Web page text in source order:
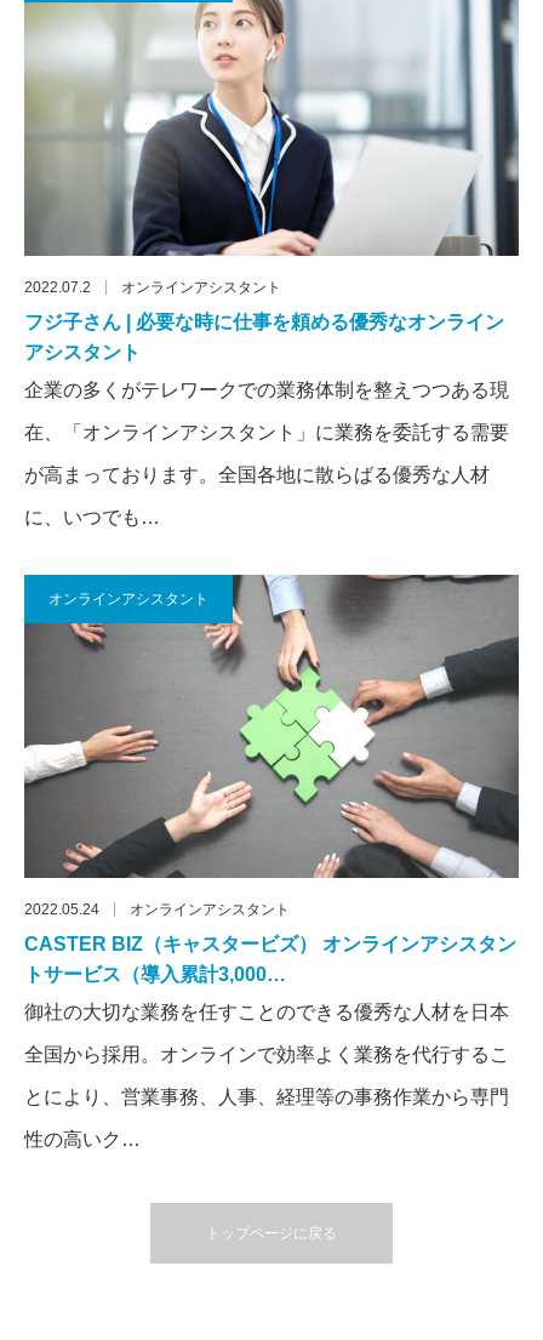
2022.07.2 オンラインアシスタント
フジ子さん | 必要な時に仕事を頼める優秀なオンライン
アシスタント
企業の多くがテレワークでの業務体制を整えつつある現
在、「オンラインアシスタント」に業務を委託する需要
が高まっております。全国各地に散らばる優秀な人材
に、いつでも…
オンラインアシスタント
2022.05.24 オンラインアシスタント
CASTER BIZ（キャスタービズ） オンラインアシスタン
トサービス（導入累計3,000…
御社の大切な業務を任すことのできる優秀な人材を日本
全国から採用。オンラインで効率よく業務を代行するこ
とにより、営業事務、人事、経理等の事務作業から専門
性の高いク…
トップページに戻る